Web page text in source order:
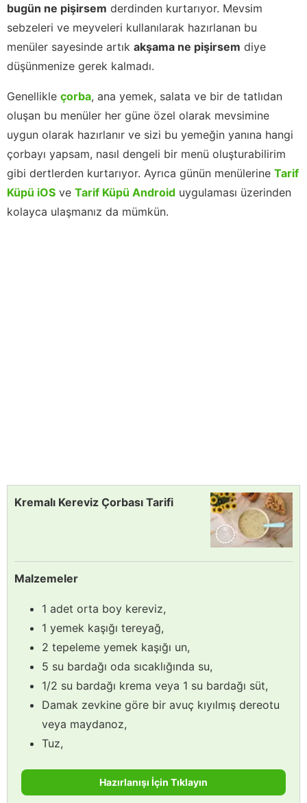
bugün ne pişirsem derdinden kurtarıyor. Mevsim
sebzeleri ve meyveleri kullanılarak hazırlanan bu
menüler sayesinde artık akşama ne pişirsem diye
düşünmenize gerek kalmadı.
Genellikle çorba, ana yemek, salata ve bir de tatlıdan
oluşan bu menüler her güne özel olarak mevsimine
uygun olarak hazırlanır ve sizi bu yemeğin yanına hangi
çorbayı yapsam, nasıl dengeli bir menü oluşturabilirim
gibi dertlerden kurtarıyor. Ayrıca günün menülerine Tarif
Küpü iOS ve Tarif Küpü Android uygulaması üzerinden
kolayca ulaşmanız da mümkün.
Kremalı Kereviz Çorbası Tarifi
Malzemeler
1 adet orta boy kereviz,
1 yemek kaşığı tereyağ,
2 tepeleme yemek kaşığı un,
5 su bardağı oda sıcaklığında su,
1/2 su bardağı krema veya 1 su bardağı süt,
Damak zevkine göre bir avuç kıyılmış dereotu
veya maydanoz,
Tuz,
Hazırlanışı İçin Tıklayın